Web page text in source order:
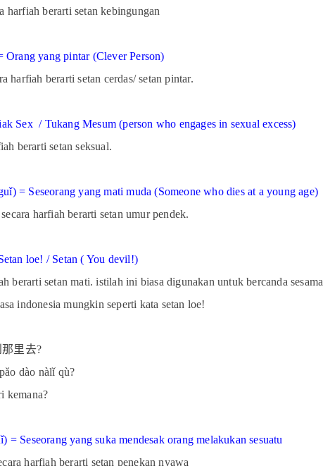
harfiah berarti setan kebingungan
yang pintar (Clever Person)
harfiah berarti setan cerdas/ setan pintar.
Sex / Tukang Mesum (person who engages in sexual excess)
berarti setan seksual.
= Seseorang yang mati muda (Someone who dies at a young age)
harfiah berarti setan umur pendek.
loe! / Setan ( You devil!)
berarti setan mati. istilah ini biasa digunakan untuk bercanda sesama
indonesia mungkin seperti kata setan loe!
里去?
dào nàlǐ qù?
kemana?
= Seseorang yang suka mendesak orang melakukan sesuatu
harfiah berarti setan penekan nyawa